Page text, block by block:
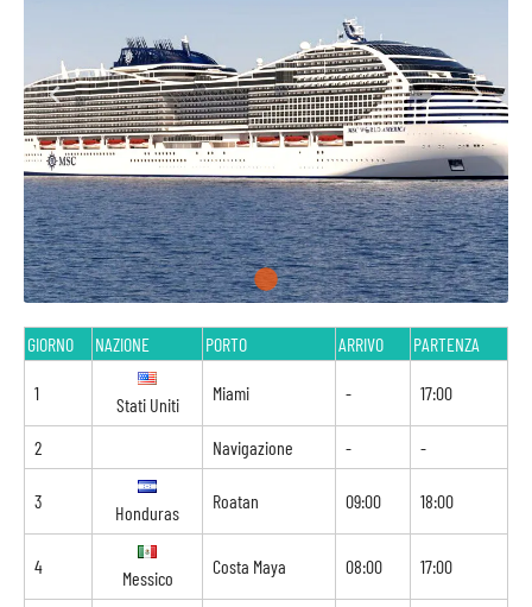
GIORNO NAZIONE PORTO ARRIVO PARTENZA
1
Stati Uniti
Miami - 17:00
2 Navigazione - -
3
Honduras
Roatan 09:00 18:00
4
Messico
Costa Maya 08:00 17:00